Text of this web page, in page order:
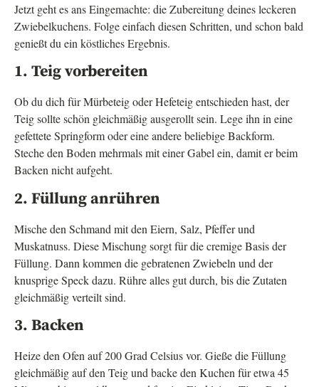
Jetzt geht es ans Eingemachte: die Zubereitung deines leckeren
Zwiebelkuchens. Folge einfach diesen Schritten, und schon bald
genießt du ein köstliches Ergebnis.
1. Teig vorbereiten
Ob du dich für Mürbeteig oder Hefeteig entschieden hast, der
Teig sollte schön gleichmäßig ausgerollt sein. Lege ihn in eine
gefettete Springform oder eine andere beliebige Backform.
Steche den Boden mehrmals mit einer Gabel ein, damit er beim
Backen nicht aufgeht.
2. Füllung anrühren
Mische den Schmand mit den Eiern, Salz, Pfeffer und
Muskatnuss. Diese Mischung sorgt für die cremige Basis der
Füllung. Dann kommen die gebratenen Zwiebeln und der
knusprige Speck dazu. Rühre alles gut durch, bis die Zutaten
gleichmäßig verteilt sind.
3. Backen
Heize den Ofen auf 200 Grad Celsius vor. Gieße die Füllung
gleichmäßig auf den Teig und backe den Kuchen für etwa 45